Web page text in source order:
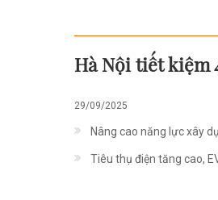
Hà Nội tiết kiệm
29/09/2025
Nâng cao năng lực xây
Tiêu thụ điện tăng cao,